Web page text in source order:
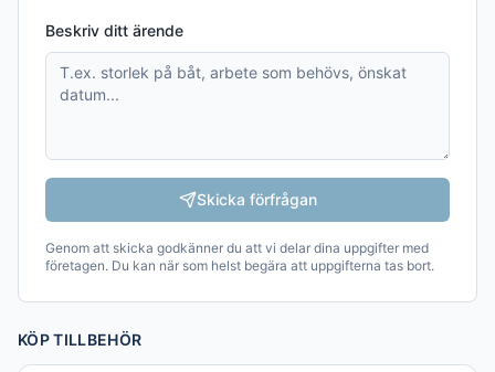
Beskriv ditt ärende
Skicka förfrågan
Genom att skicka godkänner du att vi delar dina uppgifter med
företagen. Du kan när som helst begära att uppgifterna tas bort.
KÖP TILLBEHÖR